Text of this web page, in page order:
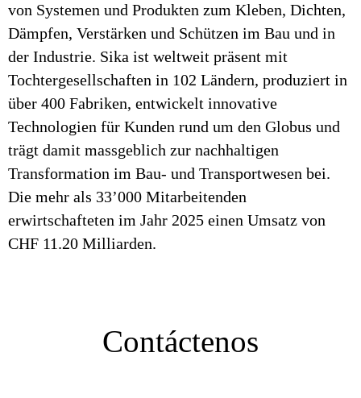
von Systemen und Produkten zum Kleben, Dichten,
Dämpfen, Verstärken und Schützen im Bau und in
der Industrie. Sika ist weltweit präsent mit
Tochtergesellschaften in 102 Ländern, produziert in
über 400 Fabriken, entwickelt innovative
Technologien für Kunden rund um den Globus und
trägt damit massgeblich zur nachhaltigen
Transformation im Bau- und Transportwesen bei.
Die mehr als 33’000 Mitarbeitenden
erwirtschafteten im Jahr 2025 einen Umsatz von
CHF 11.20 Milliarden.
Contáctenos